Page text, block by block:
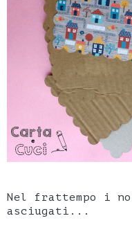
Nel frattempo i
asciugati...